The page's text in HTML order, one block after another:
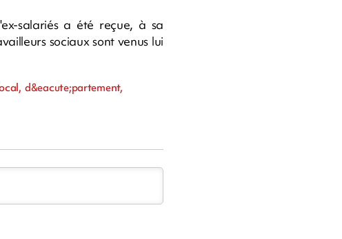
salariés a été reçue, à sa
sociaux sont venus lui
d&eacute;partement,